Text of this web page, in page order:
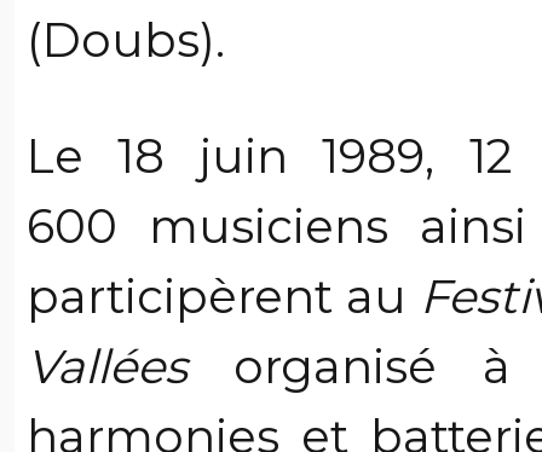
(Doubs).
Le 18 juin 1989,
600 musiciens
participèrent au
Valléesorganisé à
harmonies et